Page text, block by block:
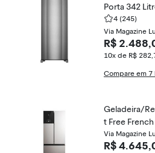
Porta 342
4 (245)
Via Magazine
R$
10x de R$
Compare em 7
Geladeira/
t Free
Via Magazine
R$